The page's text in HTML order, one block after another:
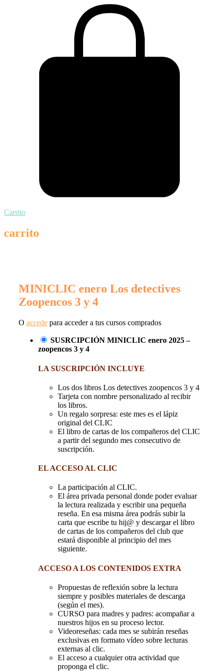
Carrito
carrito
MINICLIC enero Los detectives
Zoopencos 3 y 4
O accede para acceder a tus cursos comprados
SUSRCIPCIÓN MINICLIC enero 2025 –
zoopencos 3 y 4
LA SUSCRIPCIÓN INCLUYE
Los dos libros Los detectives zoopencos 3 y 4
Tarjeta con nombre personalizado al recibir
los libros.
Un regalo sorpresa: este mes es el lápiz
original del CLIC
El libro de cartas de los compañeros del CLIC
a partir del segundo mes consecutivo de
suscripción.
EL ACCESO AL CLIC
La participación al CLIC.
El área privada personal donde poder evaluar
la lectura realizada y escribir una pequeña
reseña. En esa misma área podrás subir la
carta que escribe tu hij@ y descargar el libro
de cartas de los compañeros del club que
estará disponible al principio del mes
siguiente.
ACCESO A LOS CONTENIDOS EXTRA
Propuestas de reflexión sobre la lectura
siempre y posibles materiales de descarga
(según el mes).
CURSO para madres y padres: acompañar a
nuestros hijos en su proceso lector.
Videoreseñas: cada mes se subirán reseñas
exclusivas en formato vídeo sobre lecturas
externas al clic.
El acceso a cualquier otra actividad que
proponga el clic.